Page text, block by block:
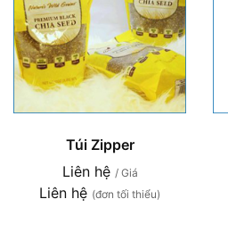
Túi Zipper
Liên hệ / Giá
Liên hệ (đơn tối thiểu)